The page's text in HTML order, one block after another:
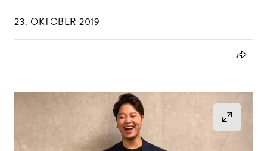
23. OKTOBER 2019